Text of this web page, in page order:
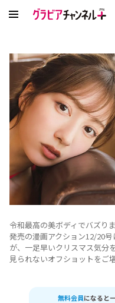
令和最高の美ボディでバズり
発売の漫画アクション12/20
が、一足早いクリスマス気分
見られないオフショットをご
無料会員になると